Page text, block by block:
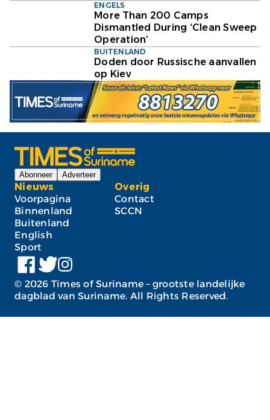
ENGELS
More Than 200 Camps
Dismantled During ‘Clean Sweep
Operation’
BUITENLAND
Doden door Russische aanvallen
op Kiev
Abonneer Adverteer
Nieuws
Voorpagina
Binnenland
Buitenland
English
Sport
Overig
Contact
SCCN
© 2026 Times of Suriname – grootste landelijke
dagblad van Suriname. All Rights Reserved.